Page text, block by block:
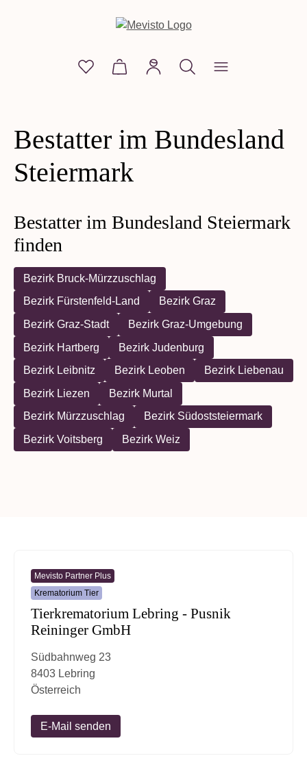
Du hast 0 Produkte auf dem Merkzettel
Warenkorb enthält 0 Positionen.
Bestatter im Bundesland
Steiermark
Bestatter im Bundesland Steiermark
finden
Bezirk Bruck-Mürzzuschlag
Bezirk Fürstenfeld-Land
Bezirk Graz
Bezirk Graz-Stadt
Bezirk Graz-Umgebung
Bezirk Hartberg
Bezirk Judenburg
Bezirk Leibnitz
Bezirk Leoben
Bezirk Liebenau
Bezirk Liezen
Bezirk Murtal
Bezirk Mürzzuschlag
Bezirk Südoststeiermark
Bezirk Voitsberg
Bezirk Weiz
Mevisto Partner Plus
Krematorium Tier
Tierkrematorium Lebring - Pusnik
Reininger GmbH
Südbahnweg 23
8403 Lebring
Österreich
E-Mail senden